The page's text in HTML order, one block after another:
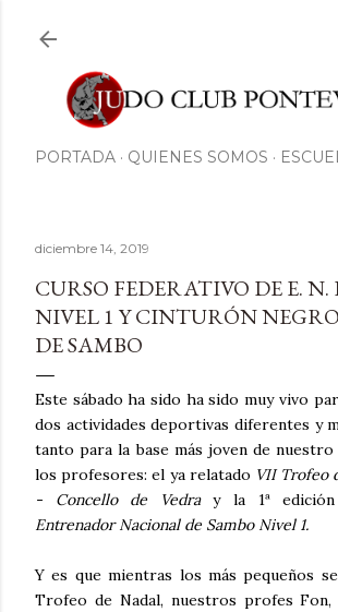
PORTADA QUIENES SOMOS
diciembre 14, 2019
CURSO FEDERATIVO DE E. N.
NIVEL 1 Y CINTURÓN
DE SAMBO
Este sábado ha sido ha sido muy vivo
dos actividades deportivas diferentes y
tanto para la base más joven de
los profesores: el ya relatado VII Trofeo
- Concello de Vedray la 1ª
Entrenador Nacional de Sambo Nivel 1.
Y es que mientras los más pequeños
Trofeo de Nadal, nuestros profes Fon,